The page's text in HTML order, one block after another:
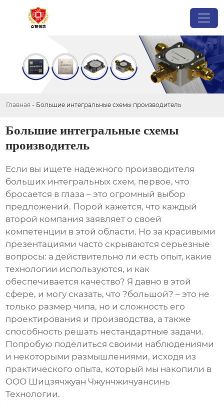
Главная - Большие интегральные схемы производитель
Большие интегральные схемы
производитель
Если вы ищете надежного производителя
больших интегральных схем, первое, что
бросается в глаза – это огромный выбор
предложений. Порой кажется, что каждый
второй компания заявляет о своей
компетенции в этой области. Но за красивыми
презентациями часто скрываются серьезные
вопросы: а действительно ли есть опыт, какие
технологии используются, и как
обеспечивается качество? Я давно в этой
сфере, и могу сказать, что ?большой? – это не
только размер чипа, но и сложность его
проектирования и производства, а также
способность решать нестандартные задачи.
Попробую поделиться своими наблюдениями
и некоторыми размышлениями, исходя из
практического опыта, который мы накопили в
ООО Шицзячжуан Чжунчжичуансинь
Технологии.